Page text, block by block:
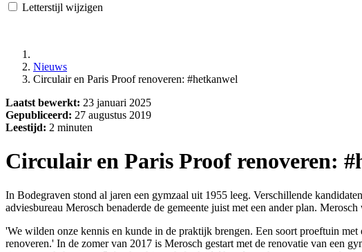
Letterstijl wijzigen
Nieuws
Circulair en Paris Proof renoveren: #hetkanwel
Laatst bewerkt: 23 januari 2025
Gepubliceerd: 27 augustus 2019
Leestijd: 2 minuten
Circulair en Paris Proof renoveren:
In Bodegraven stond al jaren een gymzaal uit 1955 leeg. Verschillende
adviesbureau Merosch benaderde de gemeente juist met een ander plan.
'We wilden onze kennis en kunde in de praktijk brengen. Een soort proeftuin
renoveren.' In de zomer van 2017 is Merosch gestart met de renovatie van een